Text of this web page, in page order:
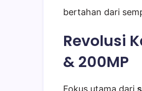
bertahan dari
Revolusi
& 200MP
Fokus utama dari